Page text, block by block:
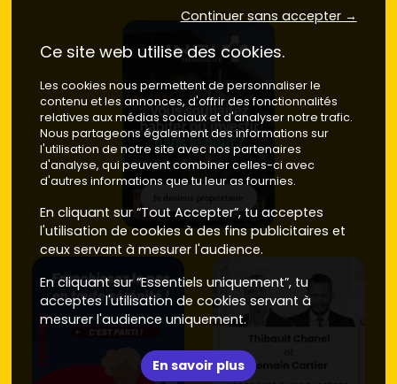
Continuer sans accepter →
Ce site web utilise des cookies.
Les cookies nous permettent de personnaliser le
contenu et les annonces, d'offrir des fonctionnalités
relatives aux médias sociaux et d'analyser notre trafic.
Nous partageons également des informations sur
l'utilisation de notre site avec nos partenaires
d'analyse, qui peuvent combiner celles-ci avec
d'autres informations que tu leur as fournies.
En cliquant sur “Tout Accepter”, tu acceptes
l'utilisation de cookies à des fins publicitaires et
ceux servant à mesurer l'audience.
En cliquant sur “Essentiels uniquement”, tu
acceptes l'utilisation de cookies servant à
mesurer l'audience uniquement.
En savoir plus